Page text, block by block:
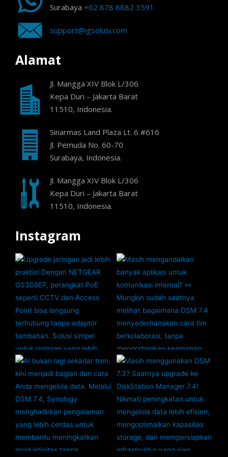
Surabaya +62 878 8882 3591
support@igsolusi.com
Alamat
Jl. Mangga XIV Blok L/306
Kepa Duri – Jakarta Barat
11510, Indonesia.
Sinarmas Land Plaza Lt. 6 #616
Jl. Pemuda No. 60-70
Surabaya, Indonesia.
Jl. Mangga XIV Blok L/306
Kepa Duri – Jakarta Barat
11510, Indonesia.
Instagram